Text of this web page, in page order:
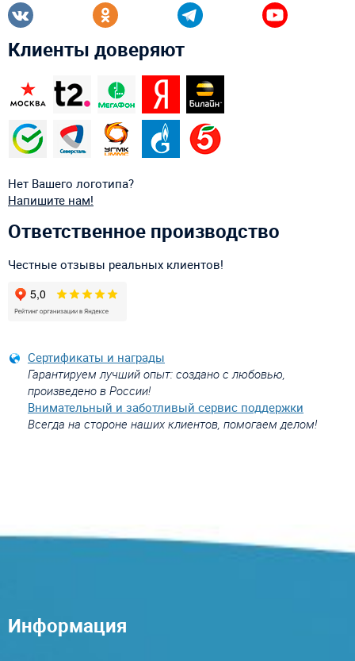
Клиенты доверяют
Нет Вашего логотипа?
Напишите нам!
Ответственное производство
Честные отзывы реальных клиентов!
Сертификаты и награды
Гарантируем лучший опыт: создано с любовью,
произведено в России!
Внимательный и заботливый сервис поддержки
Всегда на стороне наших клиентов, помогаем делом!
Информация